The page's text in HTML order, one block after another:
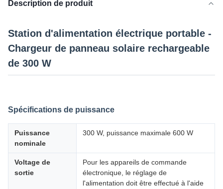
Description de produit
Station d'alimentation électrique portable -
Chargeur de panneau solaire rechargeable
de 300 W
Spécifications de puissance
Puissance
nominale
300 W, puissance maximale 600 W
Voltage de
sortie
Pour les appareils de commande
électronique, le réglage de
l'alimentation doit être effectué à l'aide